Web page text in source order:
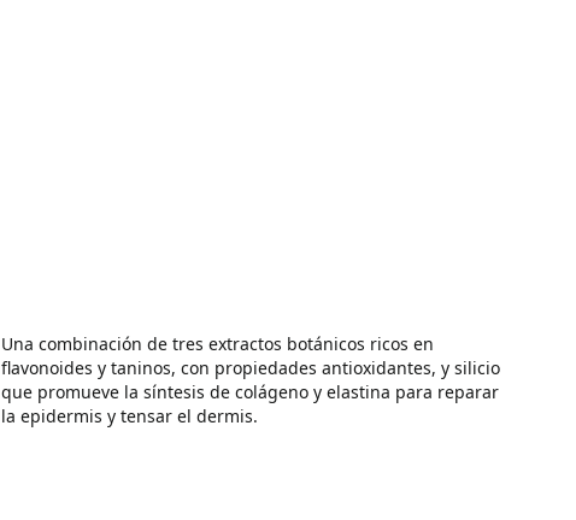
Una combinación de tres extractos botánicos ricos en
flavonoides y taninos, con propiedades antioxidantes, y silicio
que promueve la síntesis de colágeno y elastina para reparar
la epidermis y tensar el dermis.